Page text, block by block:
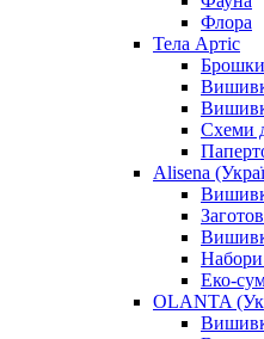
Флора
Тела Артіс
Брошки
Схеми
Alisena
Еко-
OLANTA